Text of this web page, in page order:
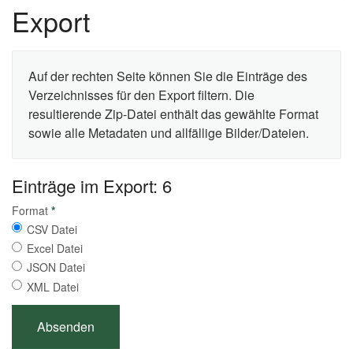
Export
Auf der rechten Seite können Sie die Einträge des
Verzeichnisses für den Export filtern. Die
resultierende Zip-Datei enthält das gewählte Format
sowie alle Metadaten und allfällige Bilder/Dateien.
Einträge im Export: 6
Format *
CSV Datei
Excel Datei
JSON Datei
XML Datei